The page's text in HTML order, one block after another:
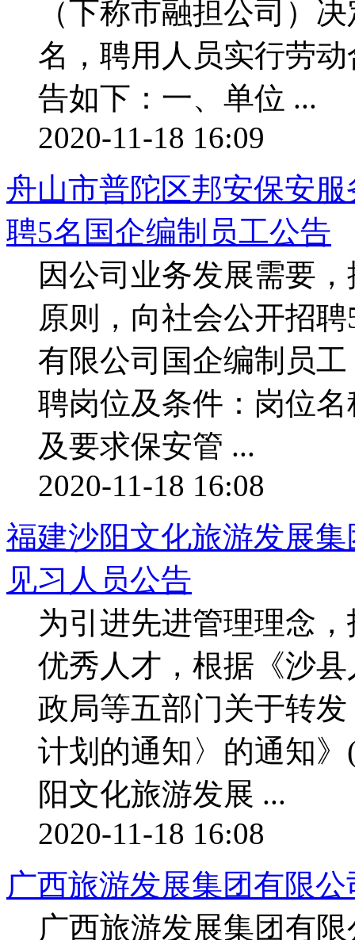
（下称市融担公司）
名，聘用人员实行劳
告如下：一、单位 ...
2020-11-18 16:09
舟山市普陀区邦安保安
聘5名国企编制员工公告
因公司业务发展需要
原则，向社会公开招
有限公司国企编制员
聘岗位及条件：岗位
及要求保安管 ...
2020-11-18 16:08
福建沙阳文化旅游发展
见习人员公告
为引进先进管理理念
优秀人才，根据《沙
政局等五部门关于转
计划的通知〉的通知
阳文化旅游发展 ...
2020-11-18 16:08
广西旅游发展集团有限
广西旅游发展集团有